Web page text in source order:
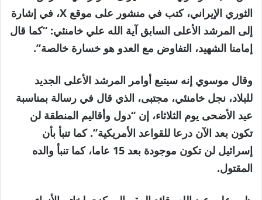
الثوري الإيراني، كتب في منشور على موقع X، في إشارة
إلى المرشد الأعلى السابق آية الله علي خامنئي: “كما قال
إمامنا الشهيد، التفاوض مع العدو هو خسارة خالصة”.
وقال موسوي إنه سيتبع أوامر المرشد الأعلى الجديد
للبلاد، نجل خامنئي، مجتبى، الذي قال في رسالة بمناسبة
عيد الأضحى يوم الثلاثاء، إن “دول وأقاليم المنطقة لن
تكون بعد الآن درعا للقواعد الأمريكية”. كما تنبأ بأن
إسرائيل لن تكون موجودة بعد 15 عاما، كما تنبأ والده
المقتول.